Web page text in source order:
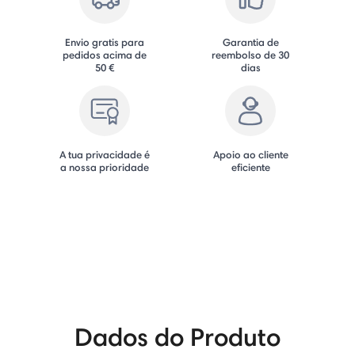
Envio gratis para
pedidos acima de
50 €
Garantia de
reembolso de 30
dias
A tua privacidade é
a nossa prioridade
Apoio ao cliente
eficiente
Dados do Produto